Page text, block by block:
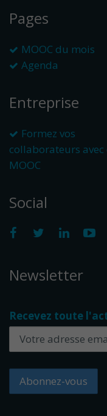
Pages
MOOC du mois
Agenda
Entreprise
Formez vos
collaborateurs avec
MOOC
Social
Newsletter
Recevez toute